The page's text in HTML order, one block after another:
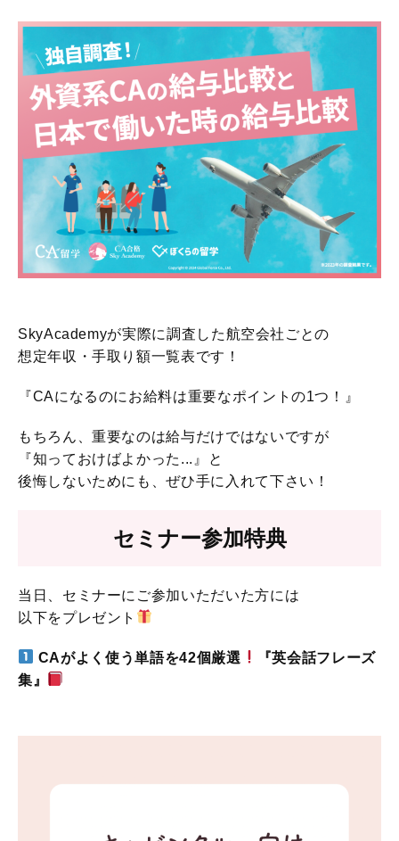
SkyAcademyが実際に調査した航空会社ごとの
想定年収・手取り額一覧表です！
『CAになるのにお給料は重要なポイントの1つ！』
もちろん、重要なのは給与だけではないですが
『知っておけばよかった...』と
後悔しないためにも、ぜひ手に入れて下さい！
セミナー参加特典
当日、セミナーにご参加いただいた方には
以下をプレゼント
CAがよく使う単語を42個厳選 『英会話フレーズ
集』